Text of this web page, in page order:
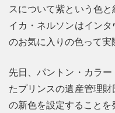
スについて紫という色
イカ・ネルソンはイン
のお気に入りの色って実
先日、パントン・カラ
たプリンスの遺産管理
の新色を設定することを